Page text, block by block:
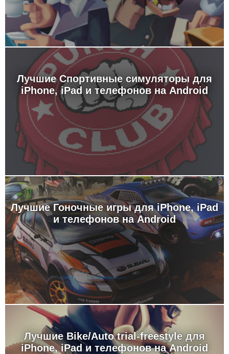
Лучшие Спортивные симуляторы для
iPhone, iPad и телефонов на Android
Лучшие Гоночные игры для iPhone, iPad
и телефонов на Android
Лучшие Bike/Auto trial-freestyle для
iPhone, iPad и телефонов на Android